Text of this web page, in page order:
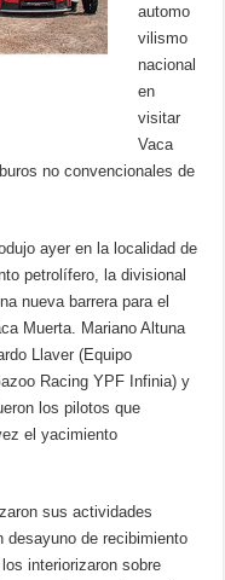
automo
vilismo
nacional
en
visitar
Vaca
no convencionales de
ayer en la localidad de
petrolífero, la divisional
nueva barrera para el
Muerta. Mariano Altuna
Llaver (Equipo
Racing YPF Infinia) y
los pilotos que
el yacimiento
sus actividades
desayuno de recibimiento
interiorizaron sobre